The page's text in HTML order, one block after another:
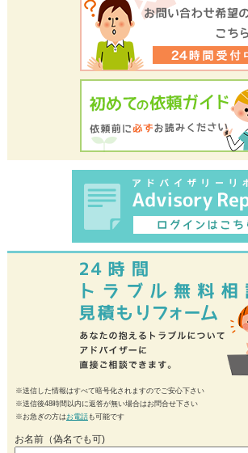
※送信した情報はすべて暗号化されますのでご安心下さい
※送信後48時間以内に返答が無い場合はお問合せ下さい
※お急ぎの方は お電話も可能です
お名前（偽名でも可)